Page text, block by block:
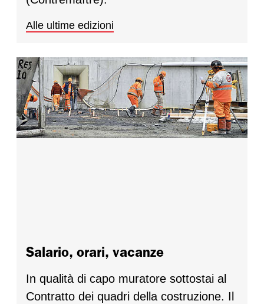
Alle ultime edizioni
Salario, orari, vacanze
In qualità di capo muratore sottostai al
Contratto dei quadri della costruzione. Il